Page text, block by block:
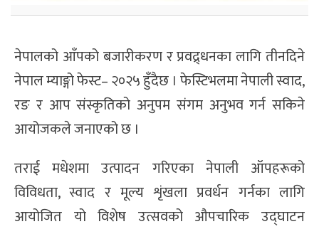
नेपालको आँपको बजारीकरण र प्रवद्र्धनका लागि तीनदिने
नेपाल म्याङ्गो फेस्ट– २०२५ हुँदैछ । फेस्टिभलमा नेपाली स्वाद,
रङ र आप संस्कृतिको अनुपम संगम अनुभव गर्न सकिने
आयोजकले जनाएको छ ।
तराई मधेशमा उत्पादन गरिएका नेपाली ऑपहरूको
विविधता, स्वाद र मूल्य शृंखला प्रवर्धन गर्नका लागि
आयोजित यो विशेष उत्सवको औपचारिक उद्घाटन